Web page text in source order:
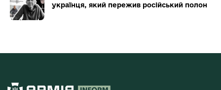
українця, який пережив російський полон